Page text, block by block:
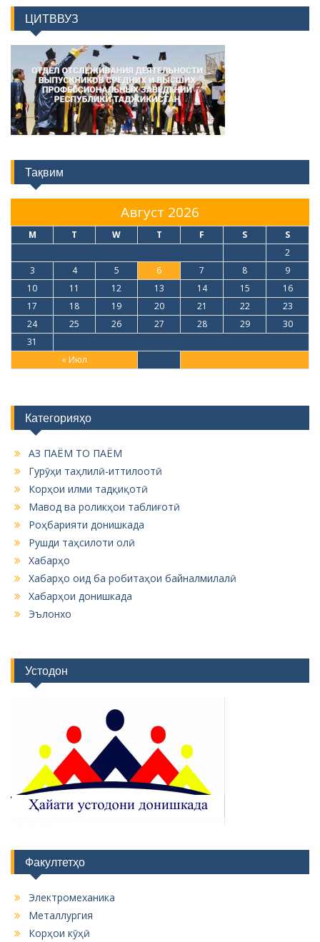
ЦИТВВУЗ
Тақвим
Август 2026
M T W T F S S
« Июл
2
3
4 5 6 7 8
9
10
11 12 13 14 15
16
17
18 19 20 21 22
23
24
25 26 27 28 29
30
31
Категорияҳо
АЗ ПАЁМ ТО ПАЁМ
Гурӯҳи таҳлилӣ-иттилоотӣ
Корҳои илми тадқиқотӣ
Мавод ва роликҳои таблиғотӣ
Роҳбарияти донишкада
Рушди таҳсилоти олӣ
Хабарҳо
Хабарҳо оид ба робитаҳои байналмилалӣ
Хабарҳои донишкада
Эълонхо
Устодон
Факултетҳо
Электромеханика
Металлургия
Корҳои кӯҳӣ